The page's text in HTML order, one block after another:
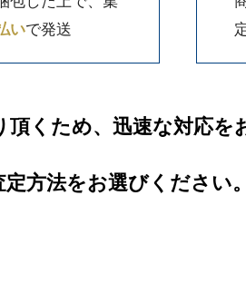
いで発送
くため、迅速な対応を
方法をお選びください。